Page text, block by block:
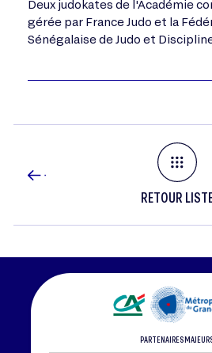
Deux judokates de l'Académie
gérée par France Judo et la
Sénégalaise de Judo et
RETOUR
PARTENAIRES